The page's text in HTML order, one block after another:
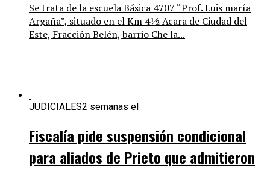
Se trata de la escuela Básica 4707 “Prof. Luis maría
Argaña”, situado en el Km 4½ Acara de Ciudad del
Este, Fracción Belén, barrio Che la...
JUDICIALES2 semanas el
Fiscalía pide suspensión condicional
para aliados de Prieto que admitieron